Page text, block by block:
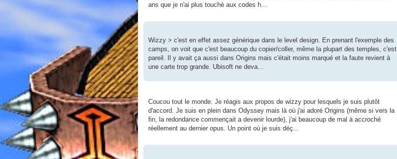
ans que je n'ai plus touché aux codes h...
Wizzy > c'est en effet assez générique dans le level design. En prenant l'exemple des
camps, on voit que c'est beaucoup du copier/coller, même la plupart des temples, c'est
pareil. Il y avait ça aussi dans Origins mais c'était moins marqué et la faute revient à
une carte trop grande. Ubisoft ne deva...
Coucou tout le monde. Je réagis aux propos de wizzy pour lesquels je suis plutôt
d'accord. Je suis en plein dans Odyssey mais là où j'ai adoré Origins (même si vers la
fin, la redondance commençait a devenir lourde), j'ai beaucoup de mal à accroché
réellement au dernier opus. Un point où je suis déç...